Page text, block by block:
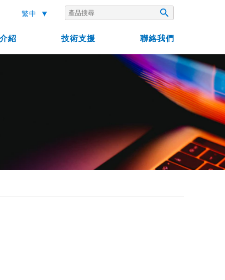

繁中
紹 技術支援 聯絡我們